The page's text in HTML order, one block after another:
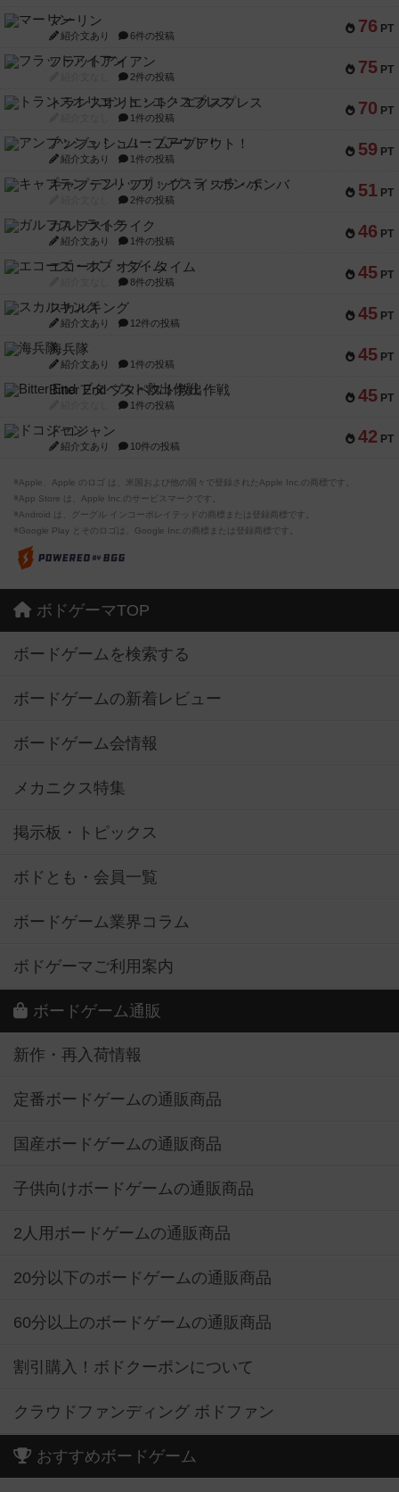
76 PT
マーリン
紹介文あり 6件の投稿
75 PT
フラットアイアン
2件の投稿
70 PT
トランスオリエント・エクスプレス
1件の投稿
59 PT
アンブッシュ！：ムーブアウト！
紹介文あり 1件の投稿
51 PT
キャプテン・フリップ：イスラ・ボンバ
2件の投稿
46 PT
ガルフストライク
紹介文あり 1件の投稿
45 PT
エコーズ・オブ・タイム
8件の投稿
45 PT
スカルキング
紹介文あり 12件の投稿
45 PT
海兵隊
紹介文あり 1件の投稿
45 PT
Bitter End ブタペスト救出作戦
1件の投稿
42 PT
ドコジャン
紹介文あり 10件の投稿
※Apple、Apple のロゴ は、米国および他の国々で登録されたApple Inc.の商標です。
※App Store は、Apple Inc.のサービスマークです。
※Android は、グーグル インコーポレイテッドの商標または登録商標です。
※Google Play とそのロゴは、Google Inc.の商標または登録商標です。
ボドゲーマTOP
ボードゲームを検索する
ボードゲームの新着レビュー
ボードゲーム会情報
メカニクス特集
掲示板・トピックス
ボドとも・会員一覧
ボードゲーム業界コラム
ボドゲーマご利用案内
ボードゲーム通販
新作・再入荷情報
定番ボードゲームの通販商品
国産ボードゲームの通販商品
子供向けボードゲームの通販商品
2人用ボードゲームの通販商品
20分以下のボードゲームの通販商品
60分以上のボードゲームの通販商品
割引購入！ボドクーポンについて
クラウドファンディング ボドファン
おすすめボードゲーム